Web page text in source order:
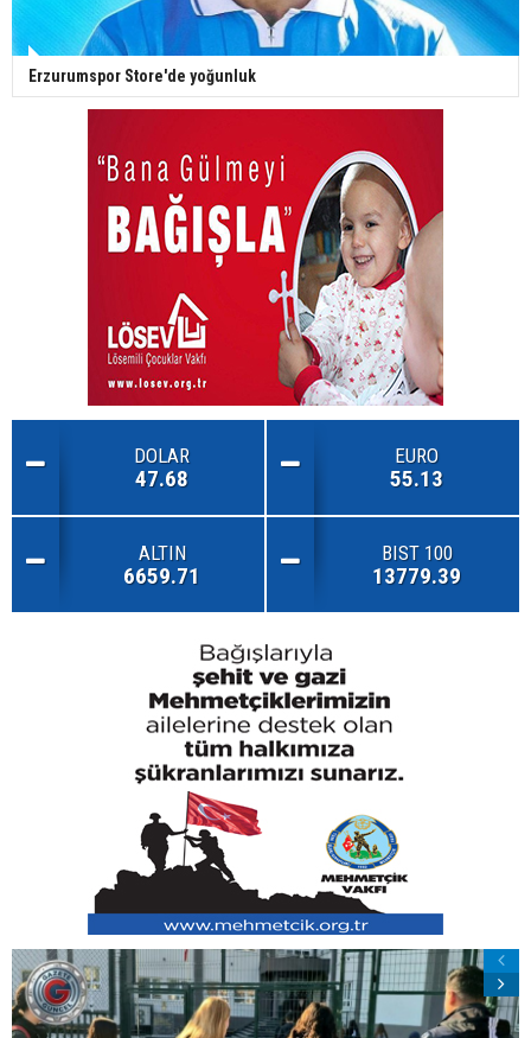
Erzurumspor Store'de yoğunluk
DOLAR
47.68
EURO
55.13
ALTIN
6659.71
BIST 100
13779.39